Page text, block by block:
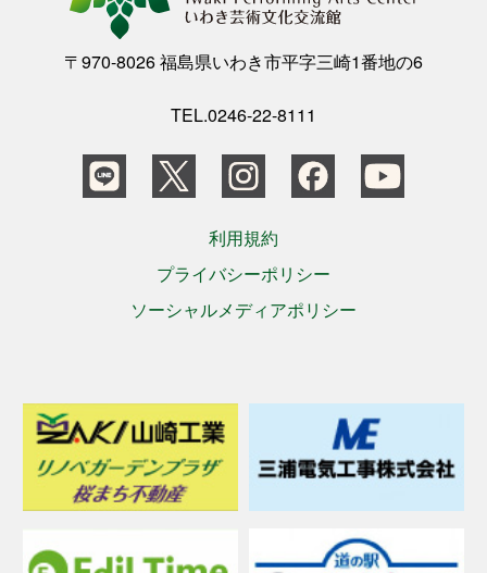
〒970-8026 福島県いわき市平字三崎1番地の6
TEL.0246-22-8111
利用規約
プライバシーポリシー
ソーシャルメディアポリシー